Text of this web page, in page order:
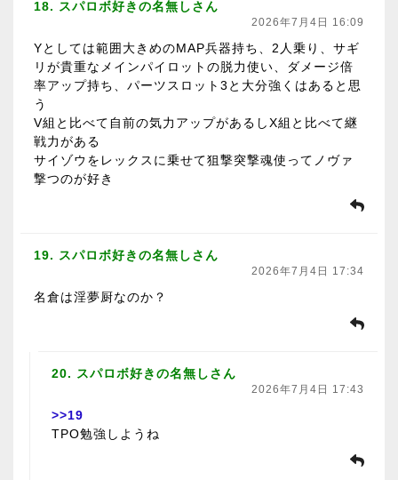
18. スパロボ好きの名無しさん
2026年7月4日 16:09
Yとしては範囲大きめのMAP兵器持ち、2人乗り、サギ
リが貴重なメインパイロットの脱力使い、ダメージ倍
率アップ持ち、パーツスロット3と大分強くはあると思
う
V組と比べて自前の気力アップがあるしX組と比べて継
戦力がある
サイゾウをレックスに乗せて狙撃突撃魂使ってノヴァ
撃つのが好き
19. スパロボ好きの名無しさん
2026年7月4日 17:34
名倉は淫夢厨なのか？
20. スパロボ好きの名無しさん
2026年7月4日 17:43
>>19
TPO勉強しようね